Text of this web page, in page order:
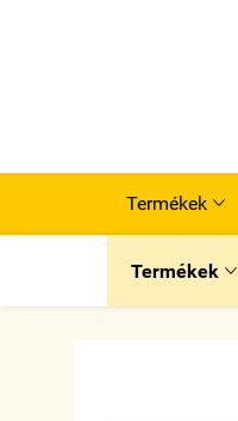
Termékek 
Termékek 